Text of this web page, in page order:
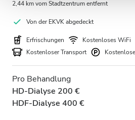
2,44 km vom Stadtzentrum entfernt
Von der EKVK abgedeckt
Erfrischungen Kostenloses WiFi
Kostenloser Transport
Pro Behandlung
HD-Dialyse 200 €
HDF-Dialyse 400 €